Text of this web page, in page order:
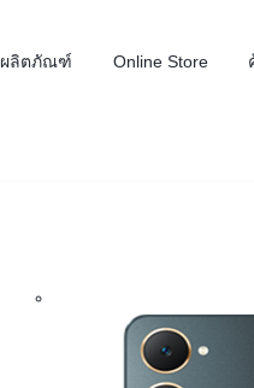
ผลิตภัณฑ์ Online Store